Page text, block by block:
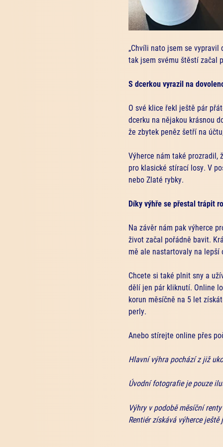
„Chvíli nato jsem se
tak jsem svému štěstí začal
S dcerkou vyrazil na
O své klice řekl ještě pár
dcerku na nějakou krásnou
že zbytek peněz šetří na
Výherce nám také prozradil,
pro klasické stírací losy. V
nebo Zlaté rybky.
Díky výhře se přestal trápit
Na závěr nám pak výherce
život začal pořádně bavit.
mě ale nastartovaly na lepší
Chcete si také plnit sny a
dělí jen pár kliknutí. Online
korun měsíčně na 5 let
perly.
Anebo stírejte online přes
Hlavní výhra pochází z již
Úvodní fotografie je pouze
Výhry v podobě měsíční
Rentiér získává výherce